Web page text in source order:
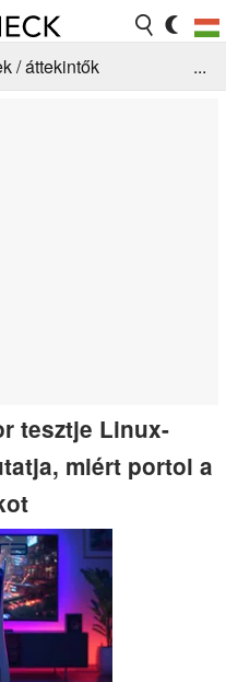
/ áttekintők
...
tesztje Linux-
miért portol a